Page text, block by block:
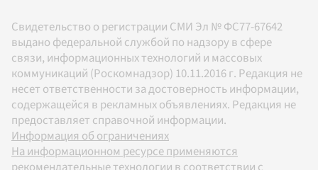
Свидетельство о регистрации СМИ Эл № ФС77-67642
выдано федеральной службой по надзору в сфере
связи, информационных технологий и массовых
коммуникаций (Роскомнадзор) 10.11.2016 г. Редакция не
несет ответственности за достоверность информации,
содержащейся в рекламных объявлениях. Редакция не
предоставляет справочной информации.
Информация об ограничениях
На информационном ресурсе применяются